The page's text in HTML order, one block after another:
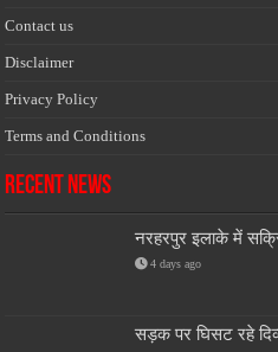
Contact us
Disclaimer
Privacy Policy
Terms and Conditions
Recent News
नरहरपुर इलाके में
4 days ago
सड़क पर घिसट रहे